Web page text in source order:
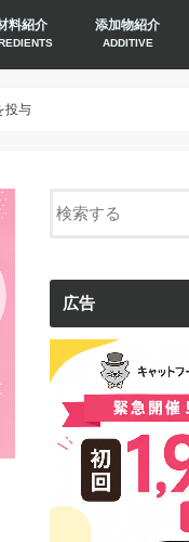
料紹介 添加物紹介
ADDITIVE
投与
広告